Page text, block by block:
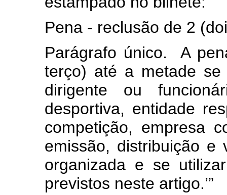
Pena - reclusão de 2
Parágrafo único. A
terço) até a metade
dirigente ou
desportiva, entidade
competição, empresa
emissão, distribuição e
organizada e se
previstos neste artigo.’”